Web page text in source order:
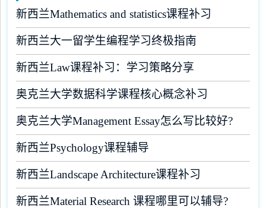
新西兰Mathematics and statistics课程补习
新西兰大一留学生编程学习终极指南
新西兰Law课程补习：学习策略分享
奥克兰大学数据科学课程核心概念补习
奥克兰大学Management Essay怎么写比较好?
新西兰Psychology课程辅导
新西兰Landscape Architecture课程补习
新西兰Material Research 课程哪里可以辅导?